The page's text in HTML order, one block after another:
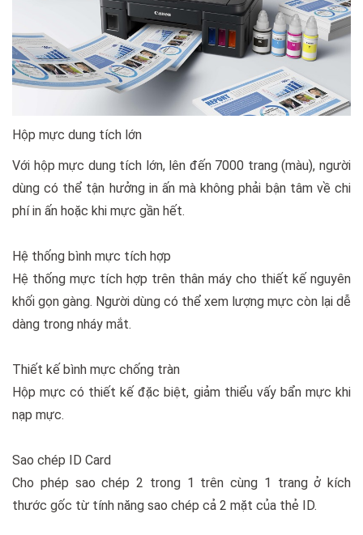
Hộp mực dung tích lớn
Với hộp mực dung tích lớn, lên đến 7000 trang (màu), người
dùng có thể tận hưởng in ấn mà không phải bận tâm về chi
phí in ấn hoặc khi mực gần hết.
Hệ thống bình mực tích hợp
Hệ thống mực tích hợp trên thân máy cho thiết kế nguyên
khối gọn gàng. Người dùng có thể xem lượng mực còn lại dễ
dàng trong nháy mắt.
Thiết kế bình mực chống tràn
Hộp mực có thiết kế đặc biệt, giảm thiểu vấy bẩn mực khi
nạp mực.
Sao chép ID Card
Cho phép sao chép 2 trong 1 trên cùng 1 trang ở kích
thước gốc từ tính năng sao chép cả 2 mặt của thẻ ID.